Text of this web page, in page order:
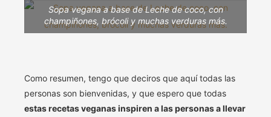
Sopa vegana a base de Leche de coco, con
champiñones, brócoli y muchas verduras más.
Como resumen, tengo que deciros que aquí todas las
personas son bienvenidas, y que espero que todas
estas recetas veganas inspiren a las personas a llevar